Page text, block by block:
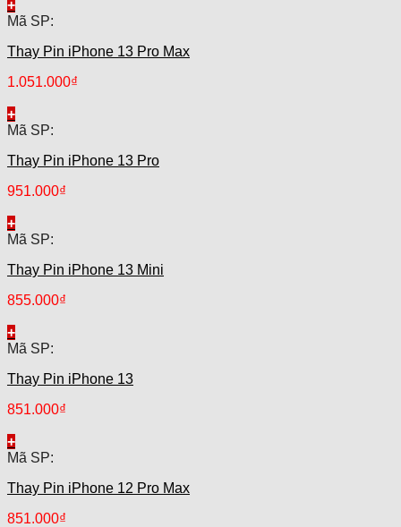
+
Mã SP:
Thay Pin iPhone 13 Pro Max
1.051.000₫
+
Mã SP:
Thay Pin iPhone 13 Pro
951.000₫
+
Mã SP:
Thay Pin iPhone 13 Mini
855.000₫
+
Mã SP:
Thay Pin iPhone 13
851.000₫
+
Mã SP:
Thay Pin iPhone 12 Pro Max
851.000₫